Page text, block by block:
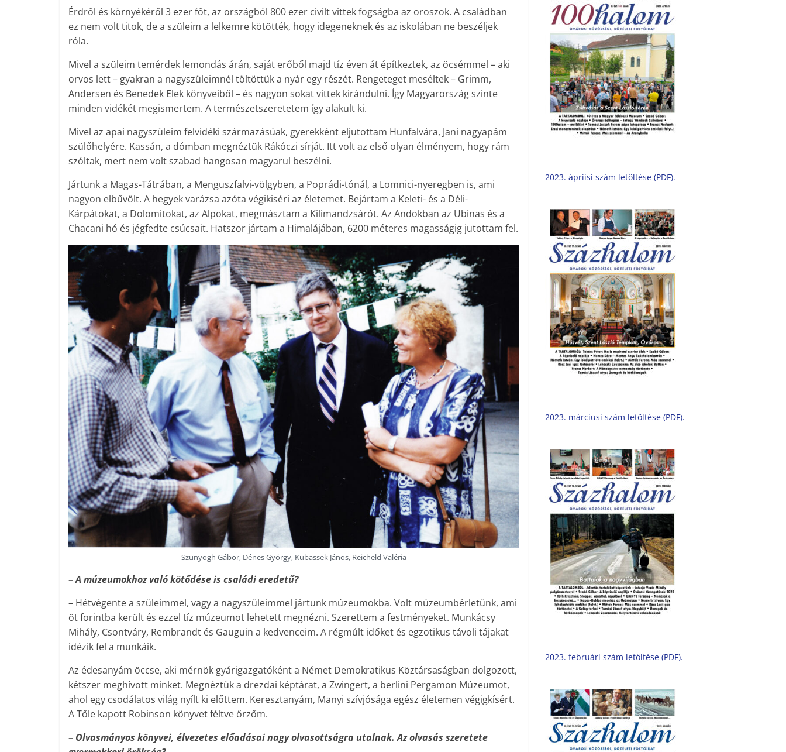
Érdről és környékéről 3 ezer főt, az országból 800 ezer civilt vittek fogságba az oroszok. A családban
ez nem volt titok, de a szüleim a lelkemre kötötték, hogy idegeneknek és az iskolában ne beszéljek
róla.
Mivel a szüleim temérdek lemondás árán, saját erőből majd tíz éven át építkeztek, az öcsémmel – aki
orvos lett – gyakran a nagyszüleimnél töltöttük a nyár egy részét. Rengeteget meséltek – Grimm,
Andersen és Benedek Elek könyveiből – és nagyon sokat vittek kirándulni. Így Magyarország szinte
minden vidékét megismertem. A természetszeretetem így alakult ki.
Mivel az apai nagyszüleim felvidéki származásúak, gyerekként eljutottam Hunfalvára, Jani nagyapám
szülőhelyére. Kassán, a dómban megnéztük Rákóczi sírját. Itt volt az első olyan élményem, hogy rám
szóltak, mert nem volt szabad hangosan magyarul beszélni.
Jártunk a Magas-Tátrában, a Mengusz­falvi-völgyben, a Poprádi-tónál, a Lomnici-nyeregben is, ami
nagyon elbűvölt. A hegyek varázsa azóta végikiséri az életemet. Bejártam a Keleti- és a Déli-
Kárpátokat, a Dolomitokat, az Alpokat, megmásztam a Kilimandzsárót. Az Andokban az Ubinas és a
Chacani hó és jégfedte csúcsait. Hatszor jártam a Himalájában, 6200 méteres magasságig jutottam fel.
Szunyogh Gábor, Dénes György, Kubassek János, Reicheld Valéria
– A múzeumokhoz való kötődése is családi eredetű?
– Hétvégente a szüleimmel, vagy a nagyszüleimmel jártunk múzeumokba. Volt múzeumbérletünk, ami
öt forintba került és ezzel tíz múzeumot lehetett megnézni. Szerettem a festményeket. Munkácsy
Mihály, Csontváry, Rembrandt és Gauguin a kedvenceim. A régmúlt időket és egzotikus távoli tájakat
idézik fel a munkáik.
Az édesanyám öccse, aki mérnök gyárigazgatóként a Német Demokratikus Köztársaságban dolgozott,
kétszer meghívott minket. Megnéztük a drezdai képtárat, a Zwingert, a berlini Pergamon Múzeumot,
ahol egy csodálatos világ nyílt ki előttem. Keresztanyám, Manyi szívjósága egész életemen végigkísért.
A Tőle kapott Robinson könyvet féltve őrzőm.
– Olvasmányos könyvei, élvezetes előadásai nagy olvasottságra utalnak. Az olvasás szeretete
2023. ápriisi szám letöltése (PDF).
2023. márciusi szám letöltése (PDF).
2023. februári szám letöltése (PDF).